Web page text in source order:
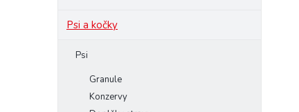
Psi a kočky
Psi
Granule
Konzervy